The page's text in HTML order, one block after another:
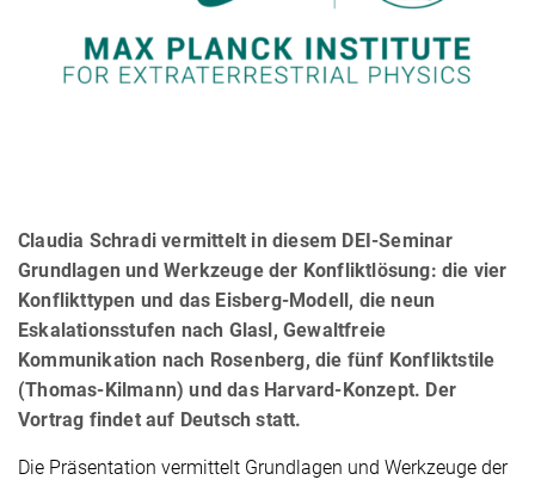
Claudia Schradi vermittelt in diesem DEI-Seminar
Grundlagen und Werkzeuge der Konfliktlösung: die vier
Konflikttypen und das Eisberg-Modell, die neun
Eskalationsstufen nach Glasl, Gewaltfreie
Kommunikation nach Rosenberg, die fünf Konfliktstile
(Thomas-Kilmann) und das Harvard-Konzept. Der
Vortrag findet auf Deutsch statt.
Die Präsentation vermittelt Grundlagen und Werkzeuge der